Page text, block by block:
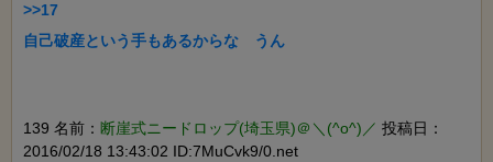
>>17
自己破産という手もあるからな　うん
139 名前： 断崖式ニードロップ(埼玉県)＠＼(^o^)／ 投稿日：
2016/02/18 13:43:02 ID:7MuCvk9/0.net